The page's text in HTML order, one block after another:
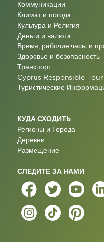
Коммуникации
Климат и погода
Культура и Религия
Деньги и валюта
Время, рабочие часы и
Здоровье и безопасность
Транспорт
Cyprus Responsible
Туристические
КУДА СХОДИТЬ
Регионы и Города
Деревни
Размещение
СЛЕДИТЕ ЗА НАМИ